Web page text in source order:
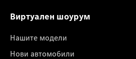
Виртуален шоурум
Нашите модели
Нови автомобили